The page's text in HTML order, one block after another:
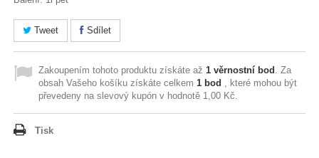
Tweet Sdílet
Zakoupením tohoto produktu získáte až1 věrnostní bod . Za
obsah Vašeho košíku získáte celkem1 bod , které mohou být
převedeny na slevový kupón v hodnotě 1,00 Kč.
Tisk